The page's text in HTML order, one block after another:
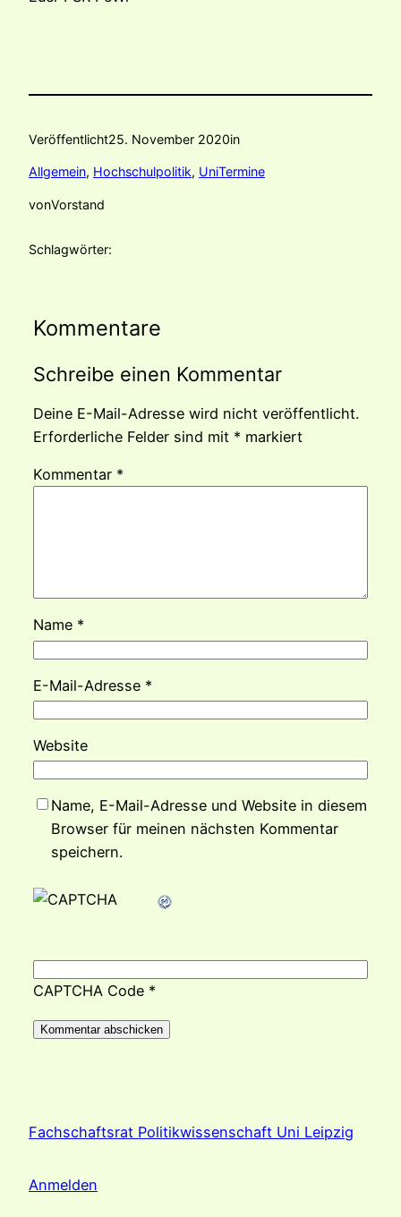
Veröffentlicht25. November 2020in
Allgemein, Hochschulpolitik, UniTermine
vonVorstand
Schlagwörter:
Kommentare
Schreibe einen Kommentar
Deine E-Mail-Adresse wird nicht veröffentlicht.
Erforderliche Felder sind mit * markiert
Kommentar *
Name *
E-Mail-Adresse *
Website
Name, E-Mail-Adresse und Website in diesem
Browser für meinen nächsten Kommentar
speichern.
CAPTCHA Code*
Fachschaftsrat Politikwissenschaft Uni Leipzig
Anmelden